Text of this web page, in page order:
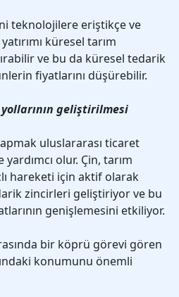
teknolojilere eriştikçe ve
küresel tarım
ve bu da küresel tedarik
fiyatlarını düşürebilir.
geliştirilmesi
uluslararası ticaret
olur. Çin, tarım
hareketi için aktif olarak
zincirleri geliştiriyor ve bu
genişlemesini etkiliyor.
bir köprü görevi gören
konumunu önemli